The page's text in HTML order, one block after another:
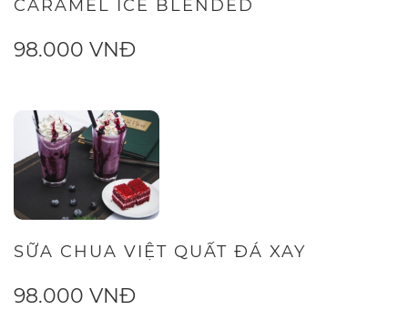
CARAMEL ICE BLENDED
98.000 VNĐ
SỮA CHUA VIỆT QUẤT ĐÁ XAY
98.000 VNĐ